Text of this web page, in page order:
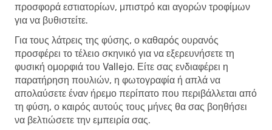
προσφορά εστιατορίων, μπιστρό και αγορών τροφίμων
για να βυθιστείτε.
Για τους λάτρεις της φύσης, ο καθαρός ουρανός
προσφέρει το τέλειο σκηνικό για να εξερευνήσετε τη
φυσική ομορφιά του Vallejo. Είτε σας ενδιαφέρει η
παρατήρηση πουλιών, η φωτογραφία ή απλά να
απολαύσετε έναν ήρεμο περίπατο που περιβάλλεται από
τη φύση, ο καιρός αυτούς τους μήνες θα σας βοηθήσει
να βελτιώσετε την εμπειρία σας.